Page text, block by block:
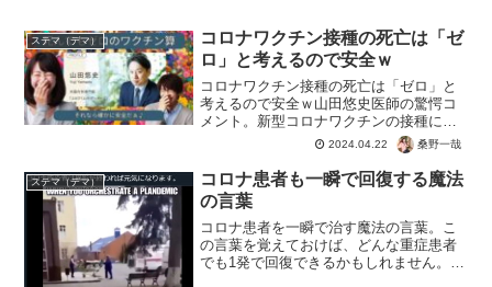
ステマ（デマ）
コロナワクチン接種の死亡は「ゼ
ロ」と考えるので安全ｗ
コロナワクチン接種の死亡は「ゼロ」と
考えるので安全ｗ山田悠史医師の驚愕コ
メント。新型コロナワクチンの接種によ
る死亡は「ゼロ」と考えてください。っ
て。確かにそのワクチン算なら、絶対に
死者は発生しないので安全。ただ戦後最
悪の薬害、すでにこびナビ...
2024.04.22 桑野一哉
ステマ（デマ）
コロナ患者も一瞬で回復する魔法
の言葉
コロナ患者を一瞬で治す魔法の言葉。こ
の言葉を覚えておけば、どんな重症患者
でも1発で回復できるかもしれません。魔